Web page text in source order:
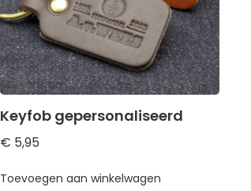
Keyfob gepersonaliseerd
€ 5,95
Toevoegen aan winkelwagen